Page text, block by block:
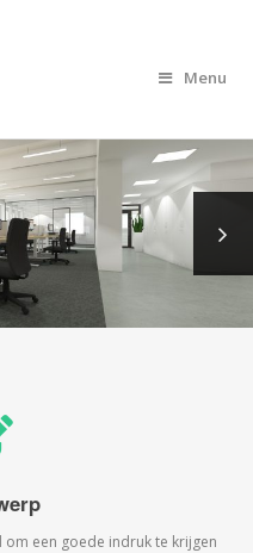
Menu
een goede indruk te krijgen